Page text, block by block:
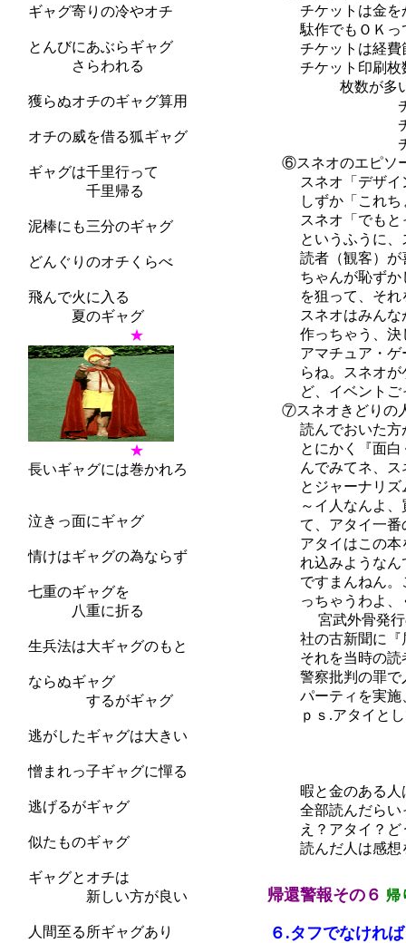
ギャグ寄りの冷やオチ
とんびにあぶらギャグ
さらわれる
獲らぬオチのギャグ算用
オチの威を借る狐ギャグ
ギャグは千里行って
千里帰る
泥棒にも三分のギャグ
どんぐりのオチくらべ
飛んで火に入る
夏のギャグ
★
★
長いギャグには巻かれろ
泣きっ面にギャグ
情けはギャグの為ならず
七重のギャグを
八重に折る
生兵法は大ギャグのもと
ならぬギャグ
するがギャグ
逃がしたギャグは大きい
憎まれっ子ギャグに憚る
逃げるがギャグ
似たものギャグ
ギャグとオチは
新しい方が良い
人間至る所ギャグあり
チケットは金をか
駄作でもＯＫって
チケットは経費節
チケット印刷枚数
枚数が多いと売
チケット売れ
チケットにナ
チケットに検
⑥スネオのエピソー
スネオ「デザイン
しずか「これちょ
スネオ「でもとっ
というふうに、ス
読者（観客）が喜
ちゃんが恥ずかし
を狙って、それを
スネオはみんなが
作っちゃう、決し
アマチュア・ゲー
らね。スネオがゲ
ど、イベントごっ
⑦スネオきどりの人
読んでおいた方が
とにかく『面白く
んでみてネ、スネ
とジャーナリズム
～イ人なんよ、買
て、アタイ一番の
アタイはこの本を
れ込みようなんで
ですまんねん。こ
っちゃうわよ、ぐ
宮武外骨発行の月
社の古新聞に『屑
それを当時の読者
警察批判の罪で入
パーティを実施、
ｐｓ.アタイとして
暇と金のある人は
全部読んだらいっ
え？アタイ？どう
読んだ人は感想を
帰還警報その６ 帰
６.タフでなけれ